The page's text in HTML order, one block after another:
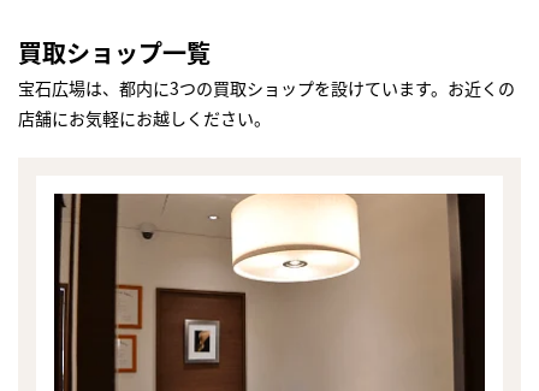
買取ショップ一覧
宝石広場は、都内に3つの買取ショップを設けています。お近くの
店舗にお気軽にお越しください。
かんたん30秒でお試し査定